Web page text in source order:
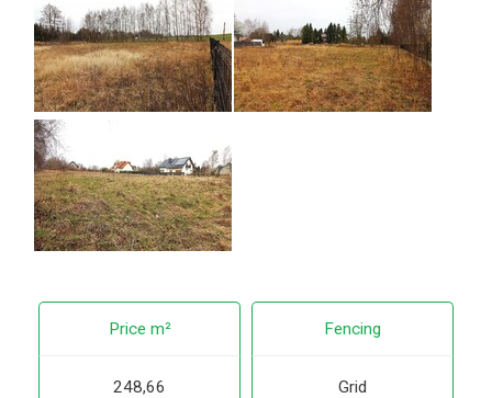
Price m²
248,66
Fencing
Grid